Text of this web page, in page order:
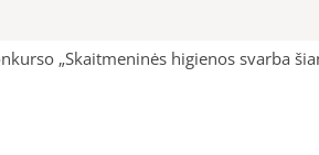
„Skaitmeninės higienos svarba